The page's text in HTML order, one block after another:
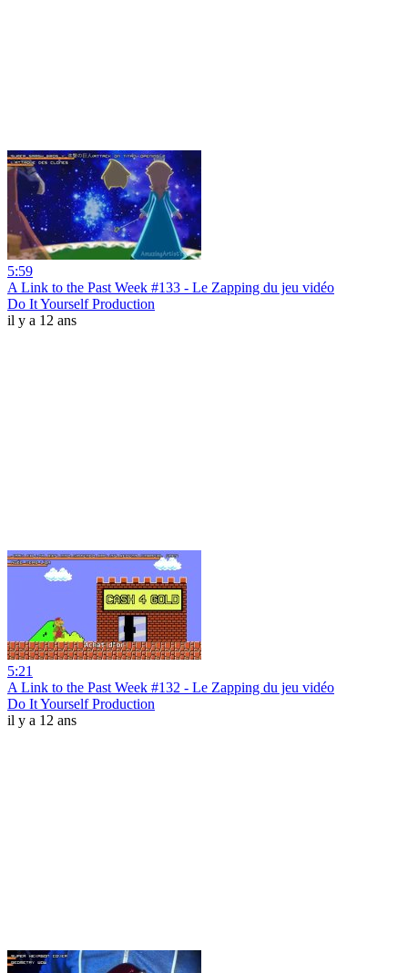
5:59
A Link to the Past Week #133 - Le Zapping du jeu vidéo
Do It Yourself Production
il y a 12 ans
5:21
A Link to the Past Week #132 - Le Zapping du jeu vidéo
Do It Yourself Production
il y a 12 ans